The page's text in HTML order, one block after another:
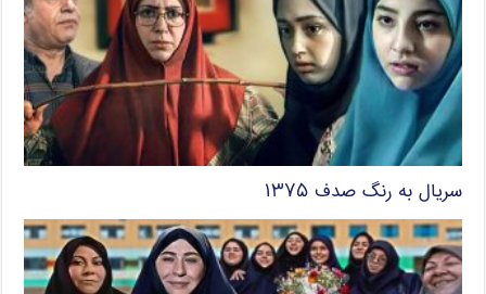
سریال به رنگ صدف ۱۳۷۵